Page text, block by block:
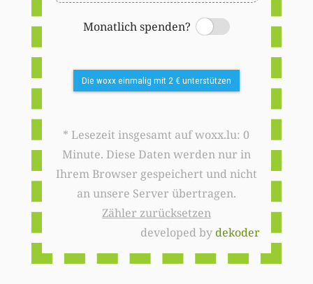
Monatlich spenden?
Switch
Die woxx einmalig mit 2 € unterstützen
* Lesezeit insgesamt auf woxx.lu: 0
Minute. Diese Daten werden nur in
Ihrem Browser gespeichert und nicht
an unsere Server übertragen.
Zähler zurücksetzen
developed bydekoder